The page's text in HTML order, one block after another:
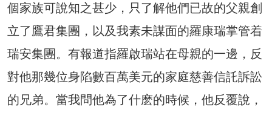
個家族可說知之甚少，只了解他們已故的父親創
立了鷹君集團，以及我素未謀面的羅康瑞掌管着
瑞安集團。有報道指羅啟瑞站在母親的一邊，反
對他那幾位身陷數百萬美元的家庭慈善信託訴訟
的兄弟。當我問他為了什麽的時候，他反覆說，